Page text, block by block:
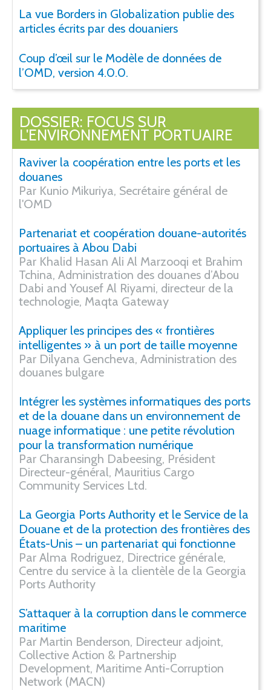
La vue Borders in Globalization publie des
articles écrits par des douaniers
Coup d’œil sur le Modèle de données de
l’OMD, version 4.0.0.
DOSSIER: FOCUS SUR
L'ENVIRONNEMENT PORTUAIRE
Raviver la coopération entre les ports et les
douanes
Par Kunio Mikuriya, Secrétaire général de
l'OMD
Partenariat et coopération douane-autorités
portuaires à Abou Dabi
Par Khalid Hasan Ali Al Marzooqi et Brahim
Tchina, Administration des douanes d’Abou
Dabi and Yousef Al Riyami, directeur de la
technologie, Maqta Gateway
Appliquer les principes des « frontières
intelligentes » à un port de taille moyenne
Par Dilyana Gencheva, Administration des
douanes bulgare
Intégrer les systèmes informatiques des ports
et de la douane dans un environnement de
nuage informatique : une petite révolution
pour la transformation numérique
Par Charansingh Dabeesing, Président
Directeur-général, Mauritius Cargo
Community Services Ltd.
La Georgia Ports Authority et le Service de la
Douane et de la protection des frontières des
États-Unis – un partenariat qui fonctionne
Par Alma Rodriguez, Directrice générale,
Centre du service à la clientèle de la Georgia
Ports Authority
S’attaquer à la corruption dans le commerce
maritime
Par Martin Benderson, Directeur adjoint,
Collective Action & Partnership
Development, Maritime Anti-Corruption
Network (MACN)